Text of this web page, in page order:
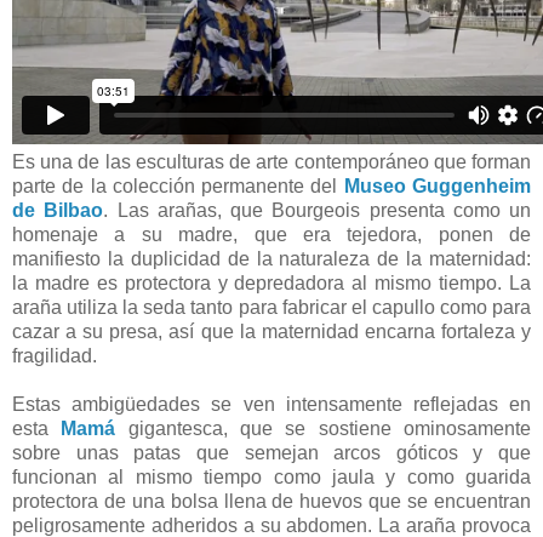
Es una de las esculturas de arte contemporáneo que forman
parte de la colección permanente del
Museo Guggenheim
de Bilbao. Las arañas, que Bourgeois presenta como un
homenaje a su madre, que era tejedora, ponen de
manifiesto la duplicidad de la naturaleza de la maternidad:
la madre es protectora y depredadora al mismo tiempo. La
araña utiliza la seda tanto para fabricar el capullo como para
cazar a su presa, así que la maternidad encarna fortaleza y
fragilidad.
Estas ambigüedades se ven intensamente reflejadas en
esta
Mamá
gigantesca, que se sostiene ominosamente
sobre unas patas que semejan arcos góticos y que
funcionan al mismo tiempo como jaula y como guarida
protectora de una bolsa llena de huevos que se encuentran
peligrosamente adheridos a su abdomen. La araña provoca